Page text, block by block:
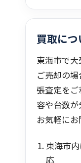
買取につ
東海市で
ご売却の
張査定を
容や台数
お気軽にお
東海市
応